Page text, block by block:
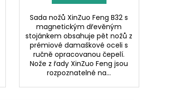
Sada nožů XinZuo Feng B32 s
magnetickým dřevěným
stojánkem obsahuje pět nožů z
prémiové damaškové oceli s
ručně opracovanou čepelí.
Nože z řady XinZuo Feng jsou
rozpoznatelné na...